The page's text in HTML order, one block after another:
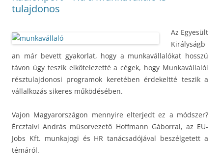
tulajdonos
Az Egyesült
Királyságb
an már bevett gyakorlat, hogy a munkavállalókat hosszú
távon úgy teszik elkötelezetté a cégek, hogy Munkavállalói
résztulajdonosi programok keretében érdekeltté teszik a
vállalkozás sikeres működésében.
Vajon Magyarországon mennyire elterjedt ez a módszer?
Érczfalvi András műsorvezető Hoffmann Gáborral, az EU-
Jobs Kft. munkajogi és HR tanácsadójával beszélgetett a
témáról.